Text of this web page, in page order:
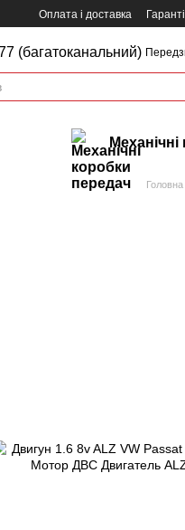
Оплата і доставка
(багатоканальний)
Головна